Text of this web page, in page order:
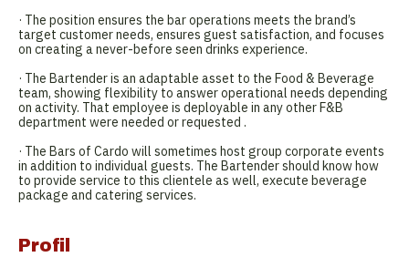
· The position ensures the bar operations meets the brand’s
target customer needs, ensures guest satisfaction, and focuses
on creating a never-before seen drinks experience.
· The Bartender is an adaptable asset to the Food & Beverage
team, showing flexibility to answer operational needs depending
on activity. That employee is deployable in any other F&B
department were needed or requested .
· The Bars of Cardo will sometimes host group corporate events
in addition to individual guests. The Bartender should know how
to provide service to this clientele as well, execute beverage
package and catering services.
Profil